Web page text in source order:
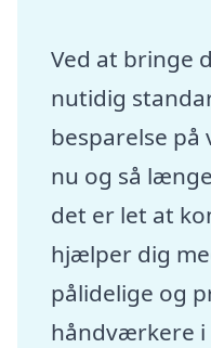
Ved at bringe
nutidig
besparelse
nu og så
det er let at
hjælper dig
pålidelige og
håndværkere i